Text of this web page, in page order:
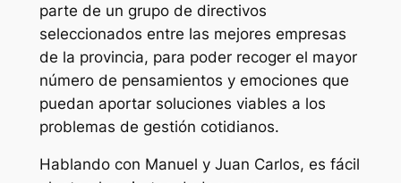
parte de un grupo de directivos
seleccionados entre las mejores empresas
de la provincia, para poder recoger el mayor
número de pensamientos y emociones que
puedan aportar soluciones viables a los
problemas de gestión cotidianos.
Hablando con Manuel y Juan Carlos, es fácil